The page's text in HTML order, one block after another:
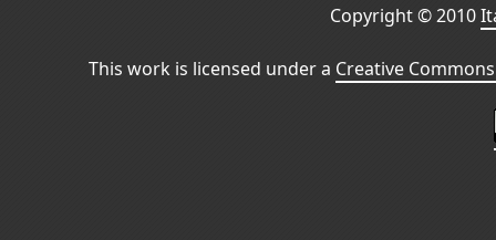
Copyright © 2010
This work is licensed under a Creative